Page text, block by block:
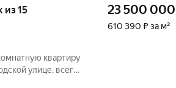
из 15
квартиру
улице, всего
23 500 000
610 390 ₽ за м²